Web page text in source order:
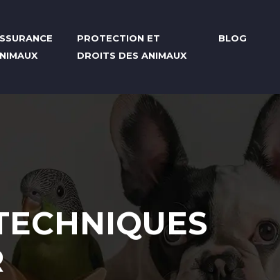
PROTECTION ET
DROITS DES ANIMAUX
BLOG